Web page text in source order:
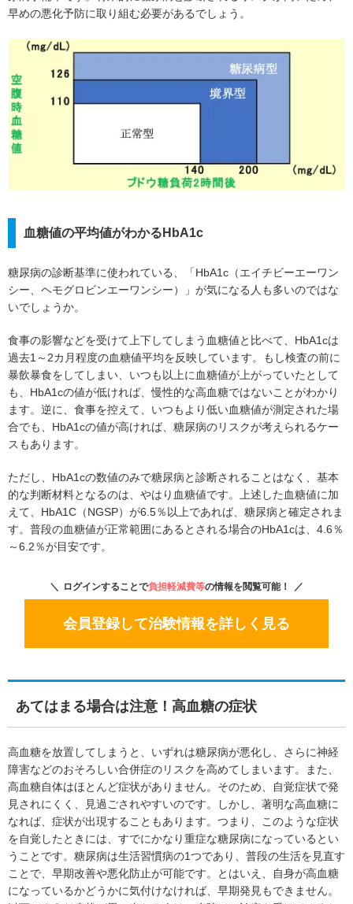
早めの悪化予防に取り組む必要があるでしょう。
血糖値の平均値がわかるHbA1c
糖尿病の診断基準に使われている、「HbA1c（エイチビーエーワン
シー、ヘモグロビンエーワンシー）」が気になる人も多いのではな
いでしょうか。
食事の影響などを受けて上下してしまう血糖値と比べて、HbA1cは
過去1～2カ月程度の血糖値平均を反映しています。もし検査の前に
暴飲暴食をしてしまい、いつも以上に血糖値が上がっていたとして
も、HbA1cの値が低ければ、慢性的な高血糖ではないことがわかり
ます。逆に、食事を控えて、いつもより低い血糖値が測定された場
合でも、HbA1cの値が高ければ、糖尿病のリスクが考えられるケー
スもあります。
ただし、HbA1cの数値のみで糖尿病と診断されることはなく、基本
的な判断材料となるのは、やはり血糖値です。上述した血糖値に加
えて、HbA1C（NGSP）が6.5％以上であれば、糖尿病と確定されま
す。普段の血糖値が正常範囲にあるとされる場合のHbA1cは、4.6％
～6.2％が目安です。
ログインすることで負担軽減費等の情報を閲覧可能！
会員登録して治験情報を詳しく見る
あてはまる場合は注意！高血糖の症状
高血糖を放置してしまうと、いずれは糖尿病が悪化し、さらに神経
障害などのおそろしい合併症のリスクを高めてしまいます。また、
高血糖自体はほとんど症状がありません。そのため、自覚症状で発
見されにくく、見過ごされやすいのです。しかし、著明な高血糖に
なれば、症状が出現することもあります。つまり、このような症状
を自覚したときには、すでにかなり重症な糖尿病になっているとい
うことです。糖尿病は生活習慣病の1つであり、普段の生活を見直す
ことで、早期改善や悪化防止が可能です。とはいえ、自身が高血糖
になっているかどうかに気付けなければ、早期発見もできません。